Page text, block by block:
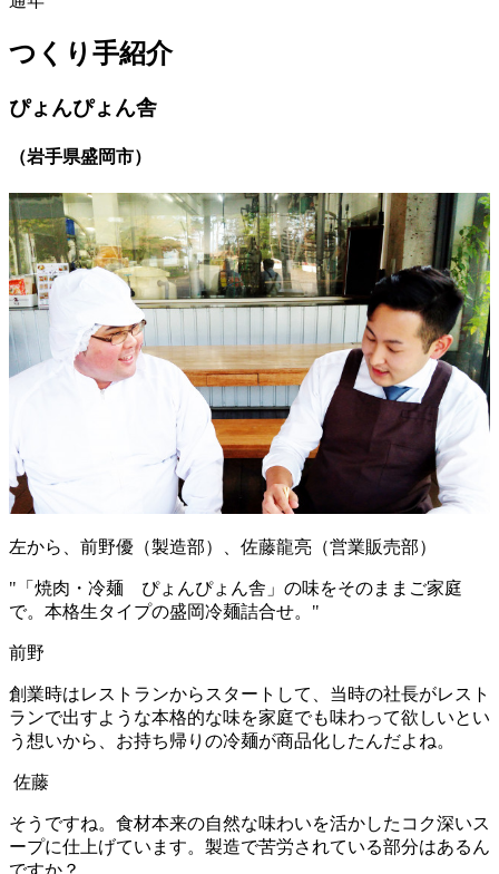
つくり手紹介
ぴょんぴょん舎
（岩手県盛岡市）
左から、前野優（製造部）、佐藤龍亮（営業販売部）
" 「焼肉・冷麺 ぴょんぴょん舎」の味をそのままご家庭
で。本格生タイプの盛岡冷麺詰合せ。 "
前野
創業時はレストランからスタートして、当時の社長がレスト
ランで出すような本格的な味を家庭でも味わって欲しいとい
う想いから、お持ち帰りの冷麺が商品化したんだよね。
佐藤
そうですね。食材本来の自然な味わいを活かしたコク深いス
ープに仕上げています。製造で苦労されている部分はあるん